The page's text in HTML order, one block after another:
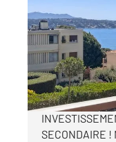
Ref : 1584
160
Visiter le site
SECONDAIRE